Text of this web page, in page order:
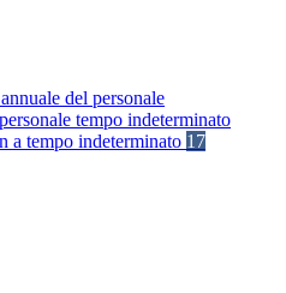
del personale
tempo indeterminato
a tempo indeterminato 17